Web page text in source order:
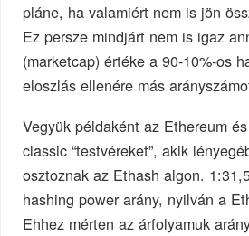
pláne, ha valamiért nem is jön
Ez persze mindjárt nem is igaz
(marketcap) értéke a 90-10%-os
eloszlás ellenére más
Vegyük példaként az Ethereum
classic “testvéreket”, akik
osztoznak az Ethash algon.
hashing power arány, nyilván a
Ehhez mérten az árfolyamuk